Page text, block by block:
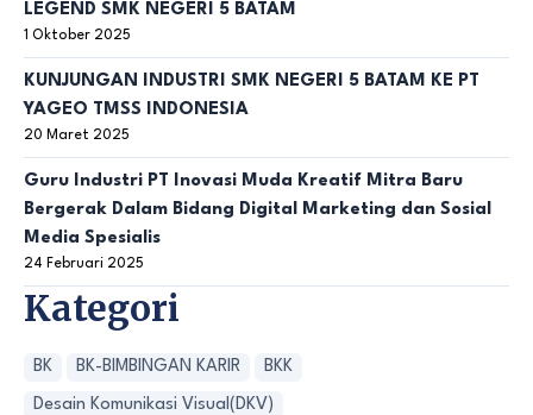
LEGEND SMK NEGERI 5 BATAM
1 Oktober 2025
KUNJUNGAN INDUSTRI SMK NEGERI 5 BATAM KE PT
YAGEO TMSS INDONESIA
20 Maret 2025
Guru Industri PT Inovasi Muda Kreatif Mitra Baru
Bergerak Dalam Bidang Digital Marketing dan Sosial
Media Spesialis
24 Februari 2025
Kategori
BK BK-BIMBINGAN KARIR BKK
Desain Komunikasi Visual(DKV)